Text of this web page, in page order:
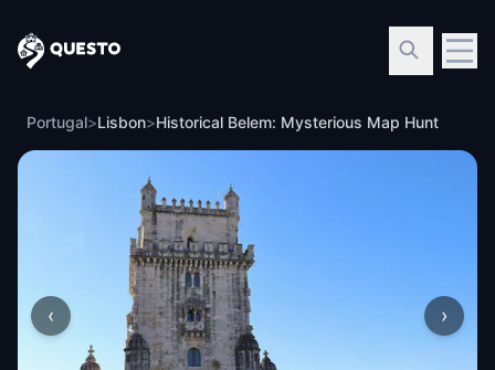
Questo
Portugal>Lisbon>Historical Belem: Mysterious Map Hunt
‹ ›